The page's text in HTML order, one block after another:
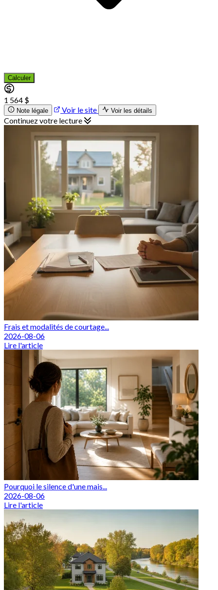
Calculer
1 564 $
Note légale Voir le site Voir les détails
Continuez votre lecture
Frais et modalités de courtage...
2026-08-06
Lire l'article
Pourquoi le silence d'une mais...
2026-08-06
Lire l'article